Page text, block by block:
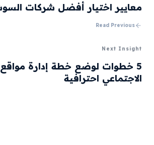
معايير اختيار أفضل شركات
Read Previous
Next Insight
5 خطوات لوضع خطة إدارة
الاجتماعي احترافية